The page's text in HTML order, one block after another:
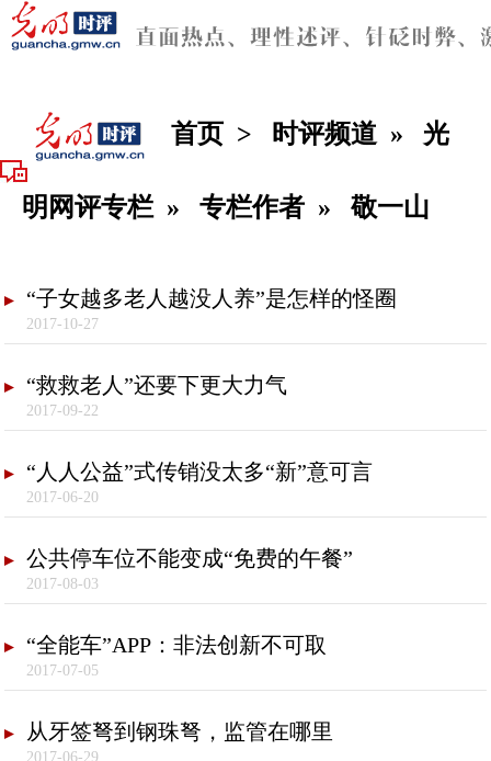
首页 > 时评频道 » 光
明网评专栏 » 专栏作者 » 敬一山
“子女越多老人越没人养”是怎样的怪圈
2017-10-27
“救救老人”还要下更大力气
2017-09-22
“人人公益”式传销没太多“新”意可言
2017-06-20
公共停车位不能变成“免费的午餐”
2017-08-03
“全能车”APP：非法创新不可取
2017-07-05
从牙签弩到钢珠弩，监管在哪里
2017-06-29